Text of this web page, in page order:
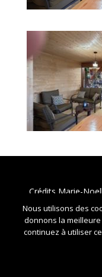
Crédits Marie-
Nous utilisons des
donnons la
continuez à utiliser